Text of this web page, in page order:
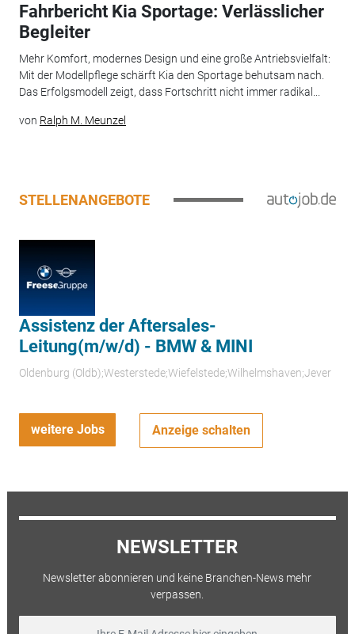
Fahrbericht Kia Sportage: Verlässlicher
Begleiter
Mehr Komfort, modernes Design und eine große Antriebsvielfalt:
Mit der Modellpflege schärft Kia den Sportage behutsam nach.
Das Erfolgsmodell zeigt, dass Fortschritt nicht immer radikal...
von Ralph M. Meunzel
STELLENANGEBOTE
Assistenz der Aftersales-
Leitung(m/w/d) - BMW & MINI
Oldenburg (Oldb);Westerstede;Wiefelstede;Wilhelmshaven;Jever
weitere Jobs Anzeige schalten
NEWSLETTER
Newsletter abonnieren und keine Branchen-News mehr
verpassen.